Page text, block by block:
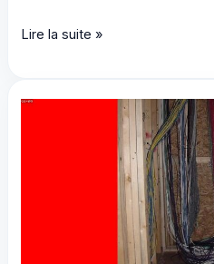
Maîtriser
d’un
Lire la suite »